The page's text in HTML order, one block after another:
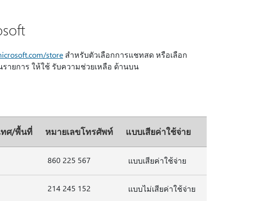
store สําหรับตัวเลือกการแชทสด หรือเลือก
ายการ ให้ใช้ รับความช่วยเหลือ ด้านบน
ทศ/พื้นที่ หมายเลขโทรศัพท์ แบบเสียค่าใช้จ่าย
860 225 567 แบบเสียค่าใช้จ่าย
214 245 152 แบบไม่เสียค่าใช้จ่าย